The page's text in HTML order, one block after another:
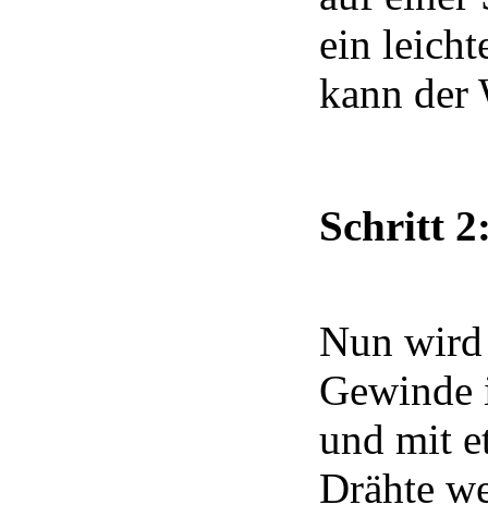
ein
kann der
Schritt
Nun wird
Gewinde
und mit
Drähte